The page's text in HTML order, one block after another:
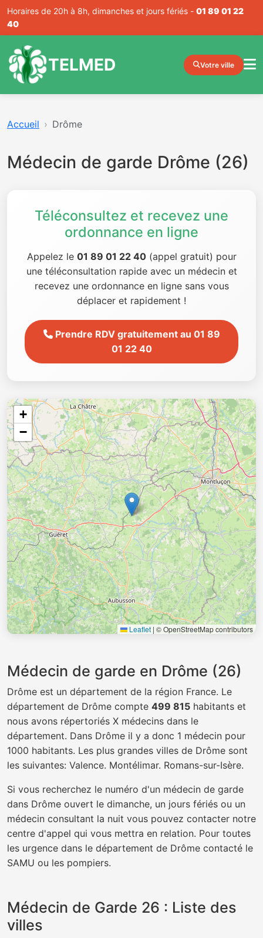
Horaires de 20h à 8h, dimanches et jours fériés - 01 89 01 22
40
TELMED Votre ville
Accueil Drôme
Médecin de garde Drôme (26)
Téléconsultez et recevez une
ordonnance en ligne
Appelez le 01 89 01 22 40(appel gratuit) pour
une téléconsultation rapide avec un médecin et
recevez une ordonnance en ligne sans vous
déplacer et rapidement !
Prendre RDV gratuitement au 01 89
01 22 40
+
−
Leaflet | © OpenStreetMap contributors
Médecin de garde en Drôme (26)
Drôme est un département de la région France. Le
département de Drôme compte 499 815 habitants et
nous avons répertoriés X médecins dans le
département. Dans Drôme il y a donc 1 médecin pour
1000 habitants. Les plus grandes villes de Drôme sont
les suivantes: Valence. Montélimar. Romans-sur-Isère.
Si vous recherchez le numéro d'un médecin de garde
dans Drôme ouvert le dimanche, un jours fériés ou un
médecin consultant la nuit vous pouvez contacter notre
centre d'appel qui vous mettra en relation. Pour toutes
les urgence dans le département de Drôme contacté le
SAMU ou les pompiers.
Médecin de Garde 26 : Liste des
villes